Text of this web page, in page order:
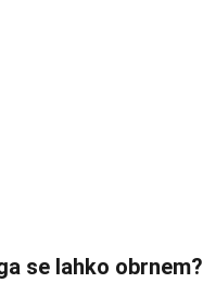
se lahko obrnem?